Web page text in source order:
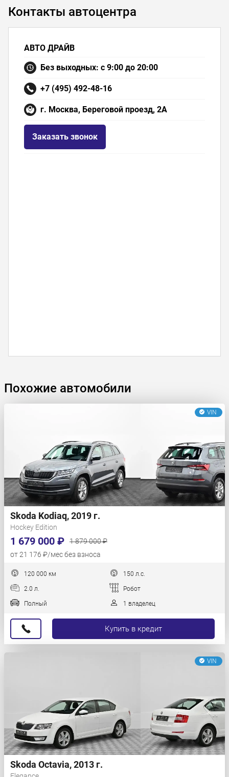
Контакты автоцентра
АВТО ДРАЙВ
Без выходных: с 9:00 до 20:00
+7 (495) 492-48-16
г. Москва, Береговой проезд, 2А
Заказать звонок
Похожие автомобили
VIN
Skoda Kodiaq, 2019 г.
Hockey Edition
1 679 000 ₽
1 879 000 ₽
от 21 176 ₽/мес без взноса
120 000 км 150 л.с.
2.0 л. Робот
Полный 1 владелец
Купить в кредит
VIN
Skoda Octavia, 2013 г.